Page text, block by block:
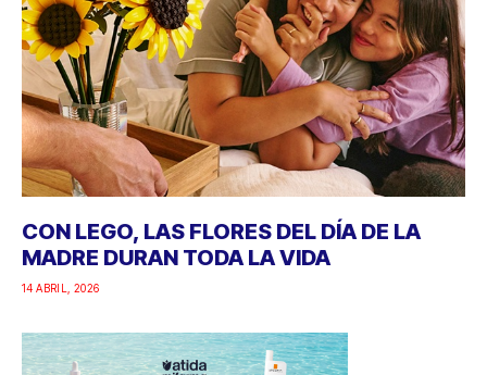
CON LEGO, LAS FLORES DEL DÍA DE LA
MADRE DURAN TODA LA VIDA
14 ABRIL, 2026